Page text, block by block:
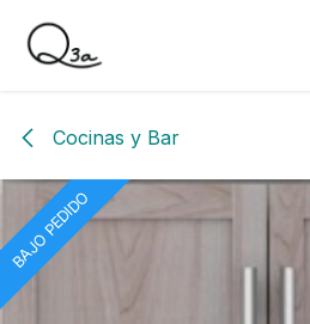
Cocinas y Bar
BAJO PEDIDO